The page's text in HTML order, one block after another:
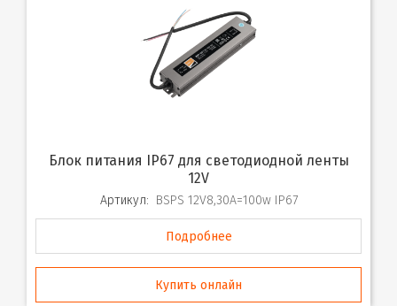
Блок питания IP67 для светодиодной ленты
12V
Артикул: BSPS 12V8,30A=100w IP67
Подробнее
Купить онлайн